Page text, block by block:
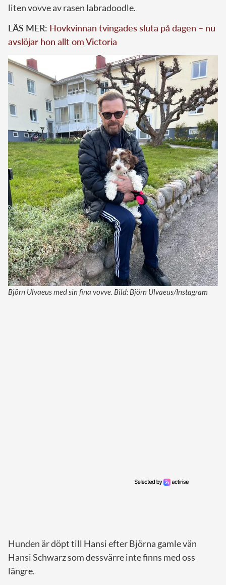
liten vovve av rasen labradoodle.
LÄS MER: Hovkvinnan tvingades sluta på dagen – nu
avslöjar hon allt om Victoria
Björn Ulvaeus med sin fina vovve. Bild: Björn Ulvaeus/Instagram
Hunden är döpt till Hansi efter Björna gamle vän
Hansi Schwarz som dessvärre inte finns med oss
längre.